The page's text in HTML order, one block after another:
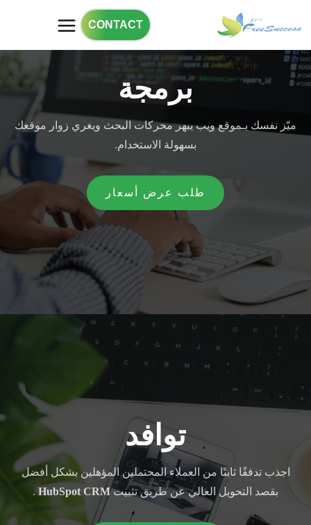
CONTACT
برمجة
ميّز نفسك بـموقع ويب يبهر محركات البحث ويغري زوار موقعك
بسهولة الاستخدام.
طلب عرض أسعار
توافد
اجذب تدفقًا ثابتًا من العملاء المحتملين المؤهلين بشكل أفضل
بقصد التحويل العالي عن طريق تثبيتHubSpot CRM
.